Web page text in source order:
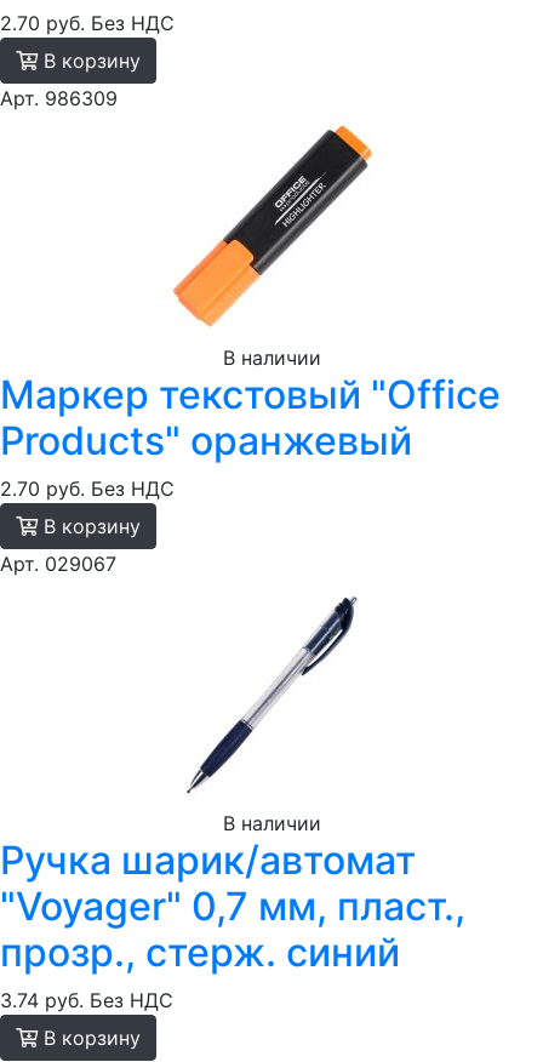
2.70 руб. Без НДС
В корзину
Арт. 986309
В наличии
Маркер текстовый "Office
Products" оранжевый
2.70 руб. Без НДС
В корзину
Арт. 029067
В наличии
Ручка шарик/автомат
"Voyager" 0,7 мм, пласт.,
прозр., стерж. синий
3.74 руб. Без НДС
В корзину